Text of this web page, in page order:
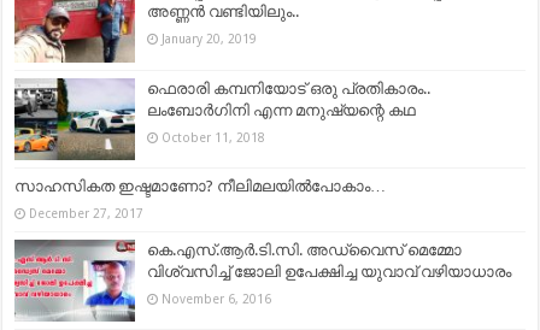
അണ്ണൻ വണ്ടിയിലും..
January 20, 2019
ഫെരാരി കമ്പനിയോട് ഒരു പ്രതികാരം..
ലംബോർഗിനി എന്ന മനുഷ്യന്റെ കഥ
October 11, 2018
സാഹസികത ഇഷ്ടമാണോ? നീലിമലയില്‍പോകാം…
December 27, 2017
കെ.എസ്‌.ആര്‍.ടി.സി. അഡ്വൈസ് മെമ്മോ
വിശ്വസിച്ച്‌ ജോലി ഉപേക്ഷിച്ച യുവാവ്‌ വഴിയാധാരം
November 6, 2016